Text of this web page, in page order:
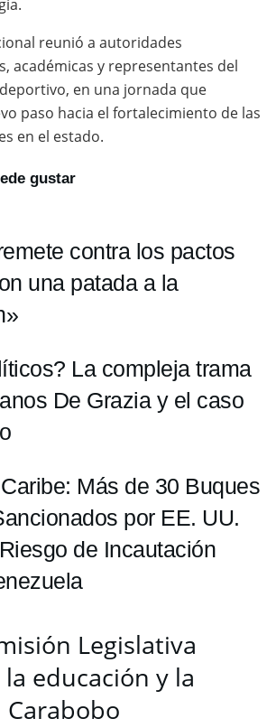
reunió a autoridades
académicas y representantes del
en una jornada que
paso hacia el fortalecimiento de las
en el estado.
gustar
contra los pactos
una patada a la
La compleja trama
De Grazia y el caso
Más de 30 Buques
por EE. UU.
de Incautación
Legislativa
educación y la